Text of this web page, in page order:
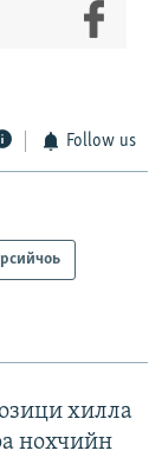
Follow us
хилла
нохчийн